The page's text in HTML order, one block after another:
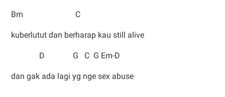
Bm C
kuberlutut dan berharap kau still alive
D G C G Em-D
dan gak ada lagi yg nge sex abuse